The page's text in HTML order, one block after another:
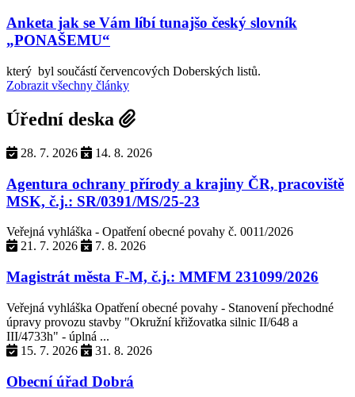
Anketa jak se Vám líbí tunajšo český slovník
„PONAŠEMU“
který byl součástí červencových Doberských listů.
Zobrazit všechny články
Úřední deska
28. 7. 2026 14. 8. 2026
Agentura ochrany přírody a krajiny ČR, pracoviště
MSK, č.j.: SR/0391/MS/25-23
Veřejná vyhláška - Opatření obecné povahy č. 0011/2026
21. 7. 2026
7. 8. 2026
Magistrát města F-M, č.j.: MMFM 231099/2026
Veřejná vyhláška Opatření obecné povahy - Stanovení přechodné
úpravy provozu stavby "Okružní křižovatka silnic II/648 a
III/4733h" - úplná ...
15. 7. 2026
31. 8. 2026
Obecní úřad Dobrá